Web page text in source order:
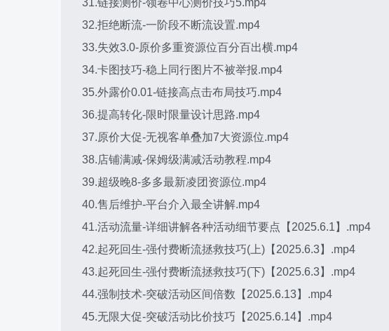
31.链接测价-领卷中心测价技巧5.mp4
32.拒绝断流-一阶段不断流设置.mp4
33.失效3.0-原价多重资源位百分百出横.mp4
34.卡图技巧-稳上同行图片不被举报.mp4
35.外露价0.01-链接高点击布局技巧.mp4
36.提高转化-限时限量设计思路.mp4
37.原价大促-无视客单叠加7大资源位.mp4
38.店铺满减-保姆级满减活动教程.mp4
39.超级晚8-多多最新凌团资源位.mp4
40.售后维护-平台介入最全讲解.mp4
41.活动流量-详细讲解各种活动细节要点【2025.6.1】.mp4
42.起死回生-强付费断流拯救技巧(上)【2025.6.3】.mp4
43.起死回生-强付费断流拯救技巧(下)【2025.6.3】.mp4
44.强制技术-突破活动区间倍数【2025.6.13】.mp4
45.无限大促-突破活动比价技巧【2025.6.14】.mp4